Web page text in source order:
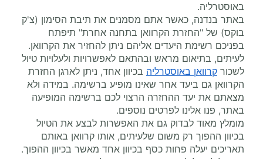
באוסטרליה.
באתר בנדנה, כאשר אתם מסמנים את תיבת הסימון (צ'ק
בוקס) של "החזרת הקרוואן בתחנה אחרת" תיפתח
בפניכם רשימת היעדים אליהם ניתן להחזיר את הקרוואן.
לעיתים, בתיאום מראש ובהתאם לאפשרויות ולעלויות טיול
לשכור קרוואן באוסטרליה בכיוון אחד, ניתן לארגן החזרת
הקרוואן גם ביעד אחר שאינו מופיע ברשימה. במידה ולא
מצאתם את יעד ההחזרה הרצוי לכם ברשימה המופיעה
באתר, פנו אלינו לפרטים נוספים.
מומלץ מאוד לבדוק גם את האפשרות לבצע את הטיול
בכיוון ההפוך רק משום שלעיתים, אותו קרוואן באותם
תאריכים יעלה פחות כסף בכיוון אחד מאשר בכיוון ההפוך.